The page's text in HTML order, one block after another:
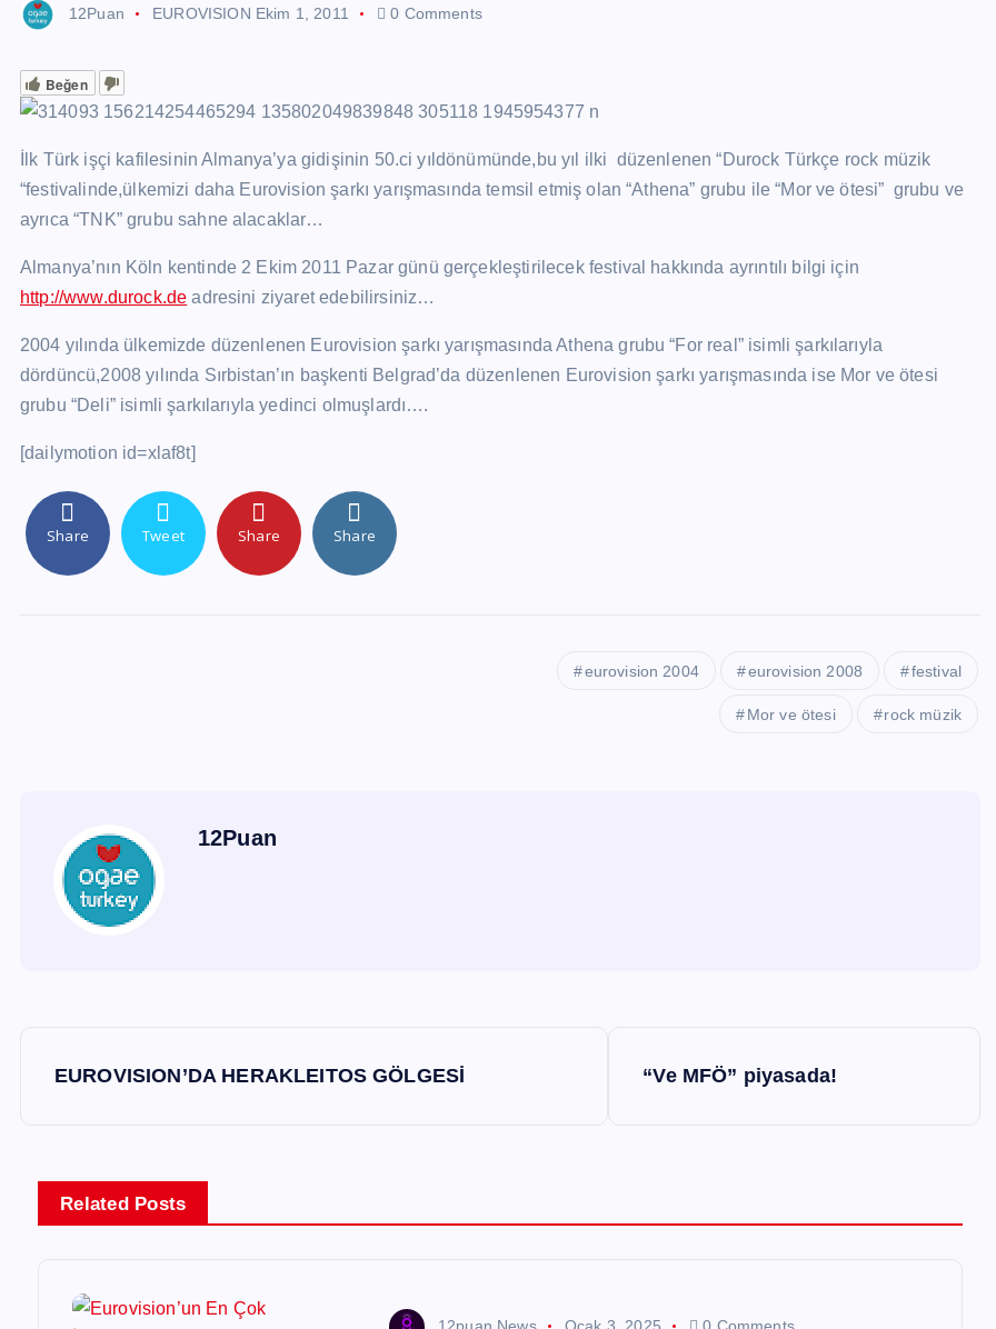
12Puan EUROVISION Ekim 1, 2011 0 Comments
Beğen
İlk Türk işçi kafilesinin Almanya’ya gidişinin 50.ci yıldönümünde,bu yıl ilki düzenlenen “Durock Türkçe rock müzik
“festivalinde,ülkemizi daha Eurovision şarkı yarışmasında temsil etmiş olan “Athena” grubu ile “Mor ve ötesi” grubu ve
ayrıca “TNK” grubu sahne alacaklar…
Almanya’nın Köln kentinde 2 Ekim 2011 Pazar günü gerçekleştirilecek festival hakkında ayrıntılı bilgi için
http://www.durock.de adresini ziyaret edebilirsiniz…
2004 yılında ülkemizde düzenlenen Eurovision şarkı yarışmasında Athena grubu “For real” isimli şarkılarıyla
dördüncü,2008 yılında Sırbistan’ın başkenti Belgrad’da düzenlenen Eurovision şarkı yarışmasında ise Mor ve ötesi
grubu “Deli” isimli şarkılarıyla yedinci olmuşlardı….
[dailymotion id=xlaf8t]
Share Tweet Share Share
eurovision 2004 eurovision 2008 festival
Mor ve ötesi rock müzik
12Puan
z
EUROVISION’DA HERAKLEITOS GÖLGESİ “Ve MFÖ” piyasada!
Related Posts